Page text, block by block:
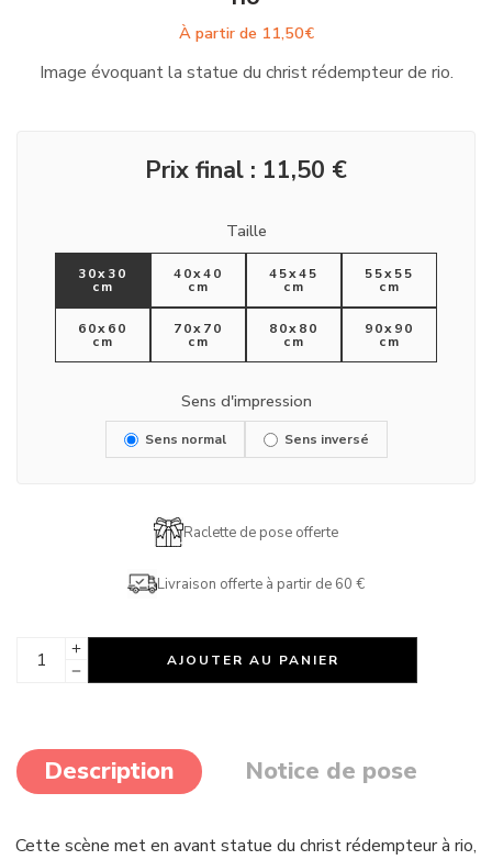
À partir de 11,50€
Image évoquant la statue du christ rédempteur de rio.
Prix final : 11,50 €
Taille
30x30
cm
40x40
cm
45x45
cm
55x55
cm
60x60
cm
70x70
cm
80x80
cm
90x90
cm
Sens d'impression
Sens normal Sens inversé
Raclette de pose offerte
Livraison offerte à partir de 60 €
AJOUTER AU PANIER
Description Notice de pose
Cette scène met en avant statue du christ rédempteur à rio,